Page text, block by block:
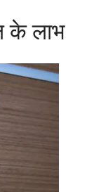
के लाभ